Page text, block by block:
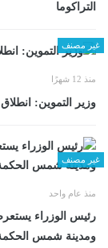
التراكوما
غير مصنف
منذ 12 شهرًا
وزير التموين: انطلاق معارض
غير مصنف
منذ عام واحد
رئيس الوزراء
ومدينة شمس